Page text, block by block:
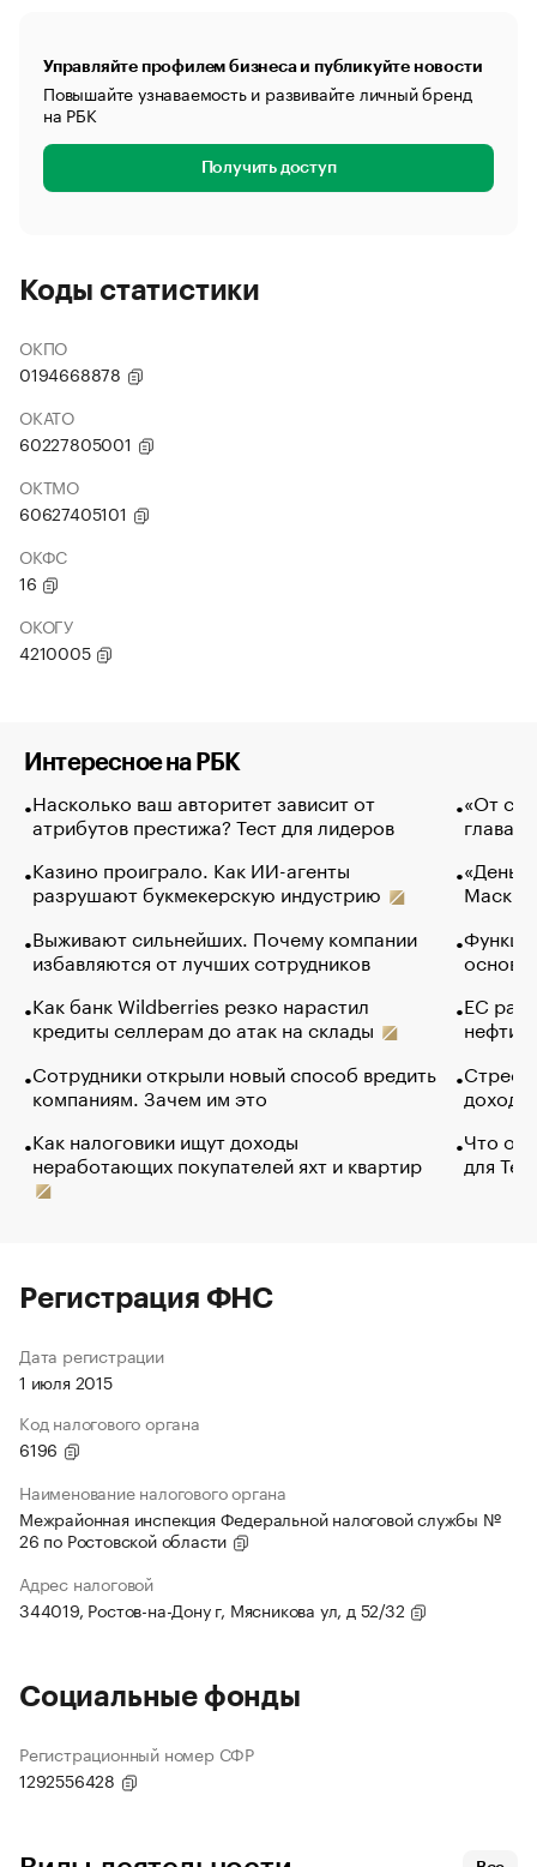
Управляйте профилем бизнеса и публикуйте новости
Повышайте узнаваемость и развивайте личный бренд
на РБК
Получить доступ
Коды статистики
ОКПО
0194668878
ОКАТО
60227805001
ОКТМО
60627405101
ОКФС
16
ОКОГУ
4210005
Интересное на РБК
Насколько ваш авторитет зависит от
атрибутов престижа? Тест для лидеров
Казино проиграло. Как ИИ-агенты
разрушают букмекерскую индустрию
Выживают сильнейших. Почему компании
избавляются от лучших сотрудников
Как банк Wildberries резко нарастил
кредиты селлерам до атак на склады
Сотрудники открыли новый способ вредить
компаниям. Зачем им это
Как налоговики ищут доходы
неработающих покупателей яхт и квартир
«От
глава
Маск в
основ
ЕС
нефти
Что
для
Регистрация ФНС
Дата регистрации
1 июля 2015
Код налогового органа
6196
Наименование налогового органа
Межрайонная инспекция Федеральной налоговой службы №
26 по Ростовской области
Адрес налоговой
344019, Ростов-на-Дону г, Мясникова ул, д 52/32
Социальные фонды
Регистрационный номер СФР
1292556428